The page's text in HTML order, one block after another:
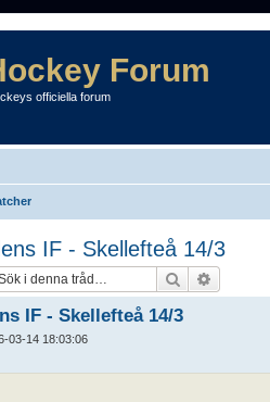
Forum
officiella forum
IF - Skellefteå 14/3
Sök
IF - Skellefteå 14/3
03-14 18:03:06